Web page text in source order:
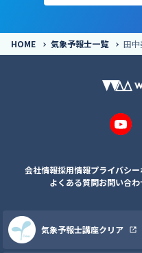
HOME 気象予報士一覧 田中
会社情報採用情報プライバシ
よくある質問お問い合わ
気象予報士講座クリア